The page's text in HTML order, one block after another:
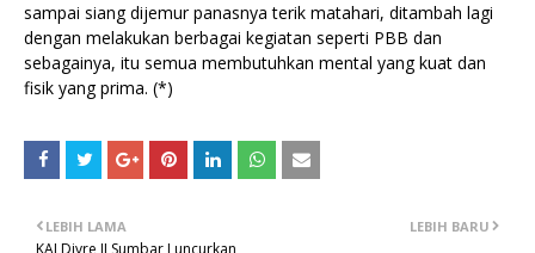
sampai siang dijemur panasnya terik matahari, ditambah lagi
dengan melakukan berbagai kegiatan seperti PBB dan
sebagainya, itu semua membutuhkan mental yang kuat dan
fisik yang prima. (*)
LEBIH BARU
LEBIH LAMA
KAI Divre II Sumbar Luncurkan